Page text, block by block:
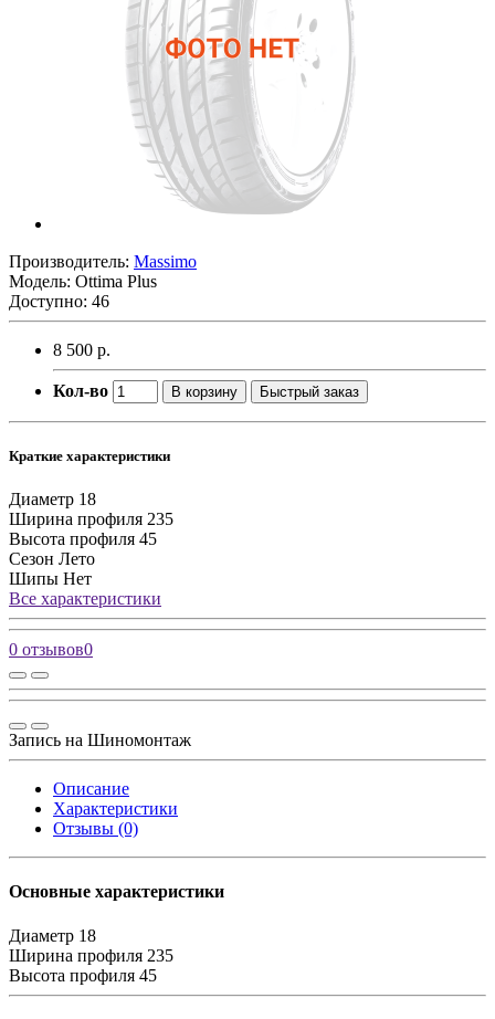
Производитель: Massimo
Модель: Ottima Plus
Доступно: 46
8 500 р.
Кол-во В корзину Быстрый заказ
Краткие характеристики
Диаметр 18
Ширина профиля 235
Высота профиля 45
Сезон Лето
Шипы Нет
Все характеристики
0 отзывов0
Запись на Шиномонтаж
Описание
Характеристики
Отзывы (0)
Основные характеристики
Диаметр 18
Ширина профиля 235
Высота профиля 45